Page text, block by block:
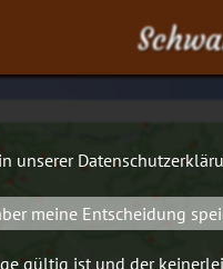
unserer
meine Entscheidung
gültig ist und der